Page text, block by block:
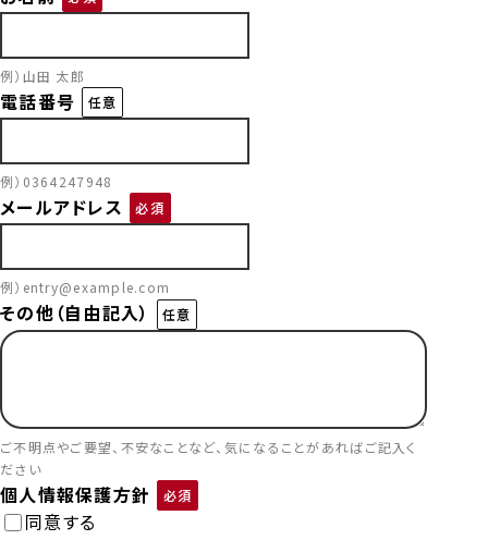
例）山田 太郎
電話番号 任意
例）0364247948
メールアドレス 必須
例）entry@example.com
その他（自由記入） 任意
ご不明点やご要望、不安なことなど、気になることがあればご記入く
ださい
個人情報保護方針 必須
同意する